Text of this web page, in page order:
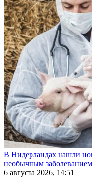
В Нидерландах нашли
необычным
6 августа 2026, 14:51